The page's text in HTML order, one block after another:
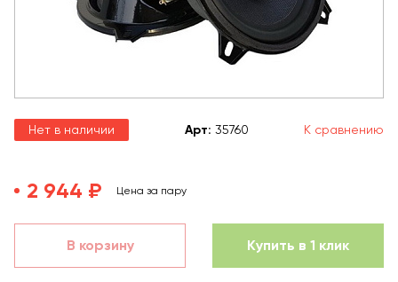
Нет в наличии Арт: 35760 К сравнению
2 944 ₽ Цена за пару
В корзину Купить в 1 клик